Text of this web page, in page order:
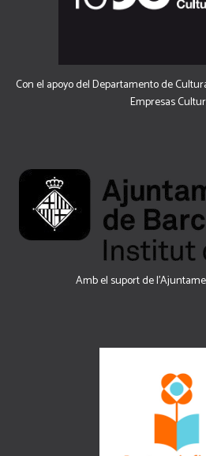
Con el apoyo del Departamento de
Empresas
Amb el suport de